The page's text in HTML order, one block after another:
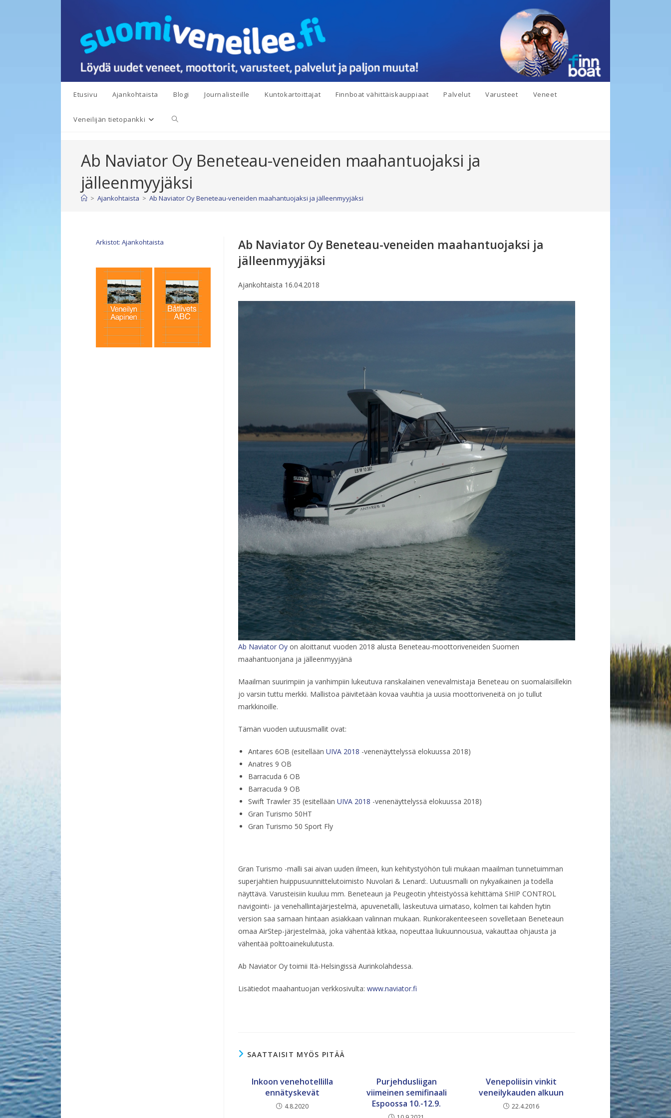
Etusivu Ajankohtaista Blogi Journalisteille Kuntokartoittajat Finnboat vähittäiskauppiaat Palvelut Varusteet Veneet
Veneilijän tietopankki Toggle
search
Ab Naviator Oy Beneteau-veneiden maahantuojaksi ja
jälleenmyyjäksi
> Ajankohtaista > Ab Naviator Oy Beneteau-veneiden maahantuojaksi ja jälleenmyyjäksi
Arkistot: Ajankohtaista
Ab Naviator Oy Beneteau-veneiden maahantuojaksi ja
jälleenmyyjäksi
Ajankohtaista 16.04.2018
Ab Naviator Oyon aloittanut vuoden 2018 alusta Beneteau-moottoriveneiden Suomen
maahantuonjana ja jälleenmyyjänä
Maailman suurimpiin ja vanhimpiin lukeutuva ranskalainen venevalmistaja Beneteau on suomalaisillekin
jo varsin tuttu merkki. Mallistoa päivitetään kovaa vauhtia ja uusia moottoriveneitä on jo tullut
markkinoille.
Tämän vuoden uutuusmallit ovat:
Antares 6OB (esitellään UIVA 2018 -venenäyttelyssä elokuussa 2018)
Anatres 9 OB
Barracuda 6 OB
Barracuda 9 OB
Swift Trawler 35 (esitellään UIVA 2018 -venenäyttelyssä elokuussa 2018)
Gran Turismo 50HT
Gran Turismo 50 Sport Fly
Gran Turismo -malli sai aivan uuden ilmeen, kun kehitystyöhön tuli mukaan maailman tunnetuimman
superjahtien huippusuunnittelutoimisto Nuvolari & Lenard:. Uutuusmalli on nykyaikainen ja todella
näyttävä. Varusteisiin kuuluu mm. Beneteaun ja Peugeotin yhteistyössä kehittämä SHIP CONTROL
navigointi- ja venehallintajärjestelmä, apuvenetalli, laskeutuva uimataso, kolmen tai kahden hytin
version saa samaan hintaan asiakkaan valinnan mukaan. Runkorakenteeseen sovelletaan Beneteaun
omaa AirStep-järjestelmää, joka vähentää kitkaa, nopeuttaa liukuunnousua, vakauttaa ohjausta ja
vähentää polttoainekulutusta.
Ab Naviator Oy toimii Itä-Helsingissä Aurinkolahdessa.
Lisätiedot maahantuojan verkkosivulta: www.naviator.fi
SAATTAISIT MYÖS PITÄÄ
Inkoon venehotellilla
ennätyskevät
4.8.2020
Purjehdusliigan
viimeinen semifinaali
Espoossa 10.-12.9.
Venepoliisin vinkit
veneilykauden alkuun
22.4.2016